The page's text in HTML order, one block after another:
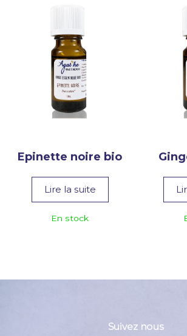
Epinette noire bio
Lire la suite
En stock
Suivez nous